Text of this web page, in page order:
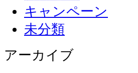
キャンペーン
未分類
アーカイブ